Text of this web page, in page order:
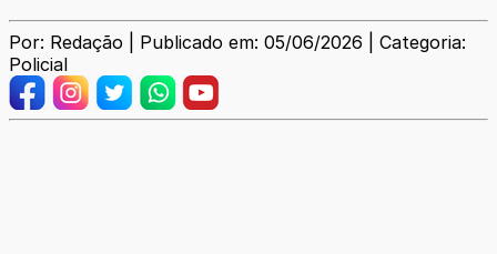
Por: Redação | Publicado em: 05/06/2026 | Categoria:
Policial